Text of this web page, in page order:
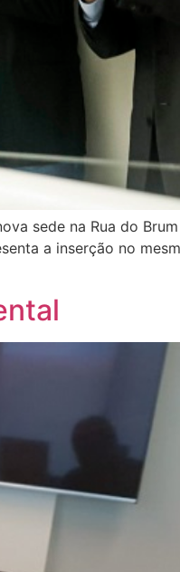
sede na Rua do
a inserção no